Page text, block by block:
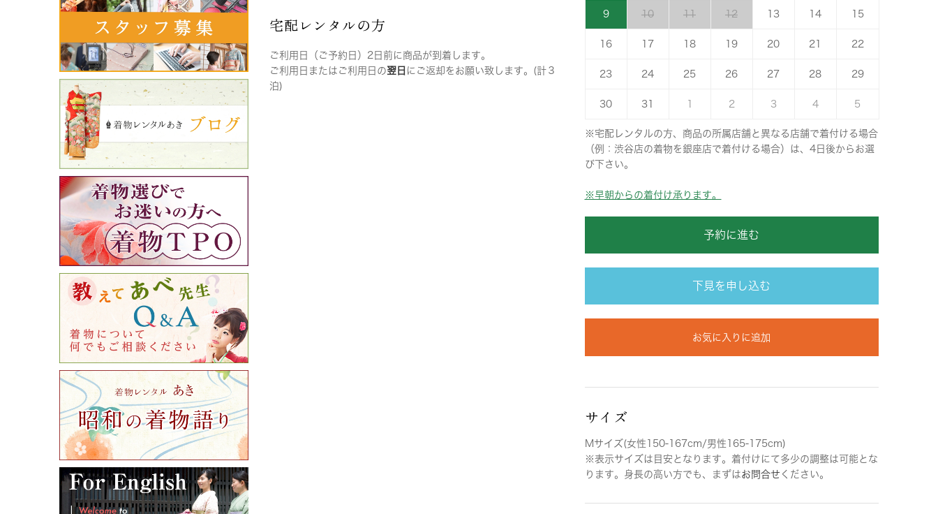
宅配レンタルの方
ご利用日（ご予約日）2日前に商品が到着します。
ご利用日またはご利用日の翌日 にご返却をお願い致します。(計３
泊)
9 10 11 12 13 14 15
16 17 18 19 20 21 22
23 24 25 26 27 28 29
30 31 2 3 4 5
※宅配レンタルの方、商品の所属店舗と異なる店舗で着付ける場合
（例：渋谷店の着物を銀座店で着付ける場合）は、4日後からお選
び下さい。
※早朝からの着付け承ります。
予約に進む
下見を申し込む
お気に入りに追加
サイズ
Mサイズ(女性150-167cm/男性165-175cm)
※表示サイズは目安となります。着付けにて多少の調整は可能とな
ります。身長の高い方でも、まずはお問合せ ください。